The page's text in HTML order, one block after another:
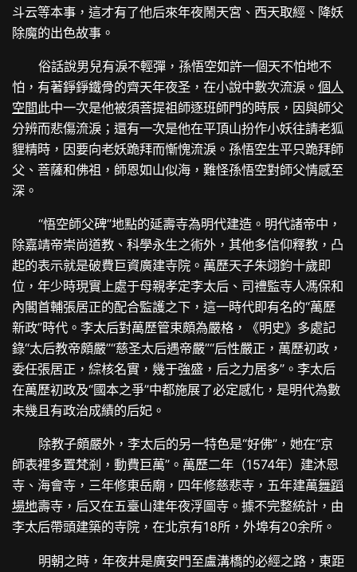
斗云等本事，這才有了他后來年夜鬧天宮、西天取經、降妖
除魔的出色故事。
俗話說男兒有淚不輕彈，孫悟空如許一個天不怕地不
怕，有著錚錚鐵骨的齊天年夜圣，在小說中數次流淚。個人
空間此中一次是他被須菩提祖師逐班師門的時辰，因與師父
分辨而悲傷流淚；還有一次是他在平頂山扮作小妖往請老狐
貍精時，因要向老妖跪拜而慚愧流淚。孫悟空生平只跪拜師
父、菩薩和佛祖，師恩如山似海，難怪孫悟空對師父情感至
深。
“悟空師父碑”地點的延壽寺為明代建造。明代諸帝中，
除嘉靖帝崇尚道教、科學永生之術外，其他多信仰釋教，凸
起的表示就是破費巨資廣建寺院。萬歷天子朱翊鈞十歲即
位，年少時現實上處于母親孝定李太后、司禮監寺人馮保和
內閣首輔張居正的配合監護之下，這一時代即有名的“萬歷
新政”時代。李太后對萬歷管束頗為嚴格，《明史》多處記
錄“太后教帝頗嚴”“慈圣太后遇帝嚴”“后性嚴正，萬歷初政，
委任張居正，綜核名實，幾于強盛，后之力居多”。李太后
在萬歷初政及“國本之爭”中都施展了必定感化，是明代為數
未幾且有政治成績的后妃。
除教子頗嚴外，李太后的另一特色是“好佛”，她在“京
師表裡多置梵剎，動費巨萬”。萬歷二年（1574年）建沐恩
寺、海會寺，三年修東岳廟，四年修慈悲寺，五年建萬舞蹈
場地壽寺，后又在五臺山建年夜浮圖寺。據不完整統計，由
李太后帶頭建築的寺院，在北京有18所，外埠有20余所。
明朝之時，年夜井是廣安門至盧溝橋的必經之路，東距